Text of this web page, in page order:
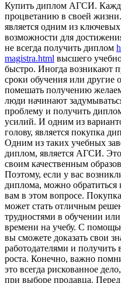
Купить диплoм AГСИ.
процветанию в своей
является одним из
возможности для
не всегда получить диплом
magistra.html высшего
быстро. Иногда возникают
сроки обучения или другие
помешать получению
люди начинают
проблему и получить
усилий. И одним из
голову, является покупка
Одним из таких учебных
диплом, является АГСИ. Это
своим качественным
Поэтому, если у вас
диплома, можно обратиться
вам в этом вопросе.
может стать отличным
трудностями в обучении
времени на учебу. С
вы сможете доказать свои
работодателями и получить
роста. Конечно, важно
это всегда рискованное
при выборе продавца. Перед